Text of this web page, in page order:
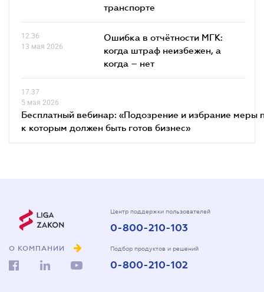
транспорте
12.36
13 мая 2026
Ошибка в отчётности МГК:
когда штраф неизбежен, а
когда – нет
17.37
5 мая 2026
Бесплатный вебинар: «Подозрение и избрание меры
к которым должен быть готов бизнес»
О КОМПАНИИ
Центр поддержки пользователей
0-800-210-103
Подбор продуктов и решений
0-800-210-102